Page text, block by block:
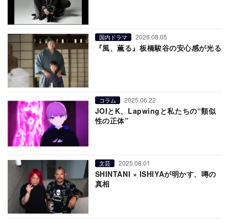
国内ドラマ 2026.08.05
『風、薫る』板橋駿谷の安心感が光る
コラム 2025.06.22
JOIとK、Lapwingと私たちの“類似
性の正体”
文芸 2025.08.01
SHINTANI × ISHIYAが明かす、噂の
真相